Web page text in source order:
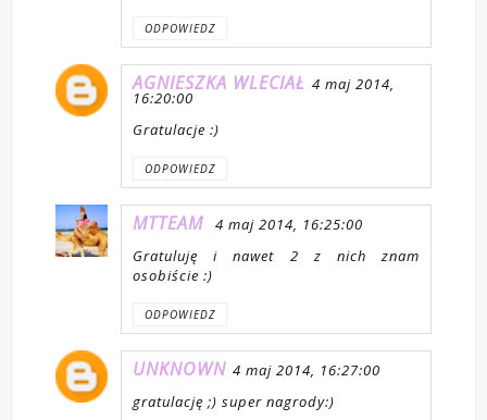
ODPOWIEDZ
AGNIESZKA WLECIAŁ 4 maj 2014,
16:20:00
Gratulacje :)
ODPOWIEDZ
MTTEAM
4 maj 2014, 16:25:00
Gratuluję i nawet 2 z nich znam
osobiście :)
ODPOWIEDZ
UNKNOWN 4 maj 2014, 16:27:00
gratulację ;) super nagrody:)